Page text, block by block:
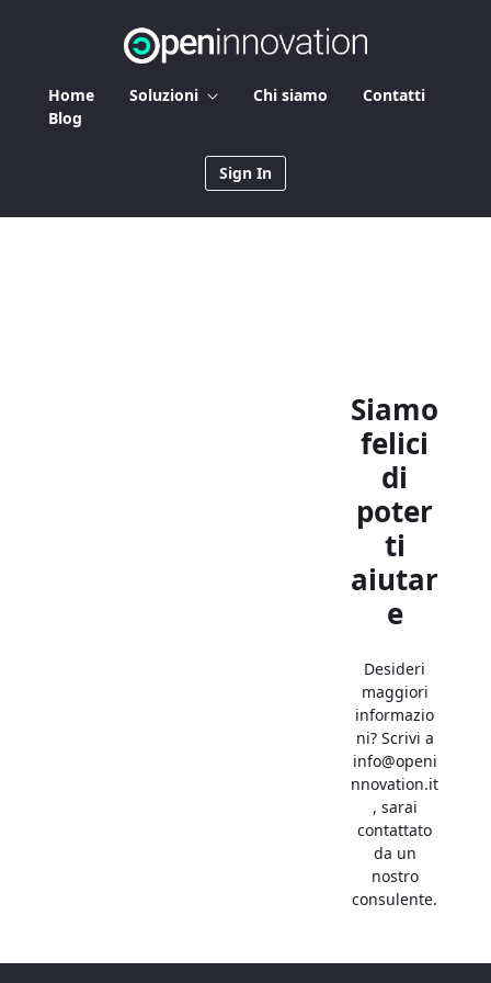
Home Soluzioni Chi siamo
Contatti
Blog
Sign In
Siamo
felici
di
poter
ti
aiutar
e
Desideri
maggiori
informazio
ni? Scrivi a
info@openi
nnovation.it
, sarai
contattato
da un
nostro
consulente.